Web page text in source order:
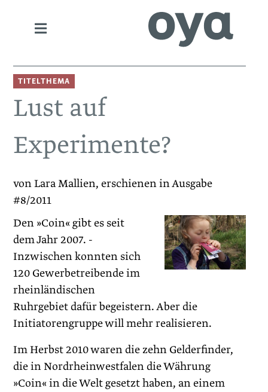
TITELTHEMA
Lust auf
Experimente?
von Lara Mallien, erschienen in Ausgabe
#8/2011
Den »Coin« gibt es seit
dem Jahr 2007. ­
Inzwischen konnten sich
120 Gewerbetreibende im
rheinländischen
Ruhrgebiet dafür begeistern. Aber die
Initiatorengruppe will mehr realisieren.
Im Herbst 2010 waren die zehn Gelderfinder,
die in Nordrheinwestfalen die Währung
»Coin« in die Welt gesetzt haben, an einem